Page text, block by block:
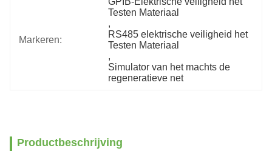
Markeren:
Testen Materiaal
,
RS485 elektrische veiligheid het
Testen Materiaal
,
Simulator van het machts de
regeneratieve net
Productbeschrijving